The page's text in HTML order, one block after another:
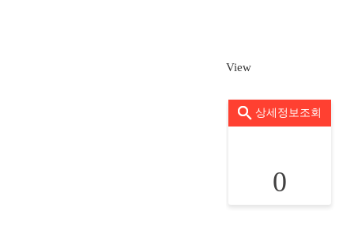
View
상세정보조회
0